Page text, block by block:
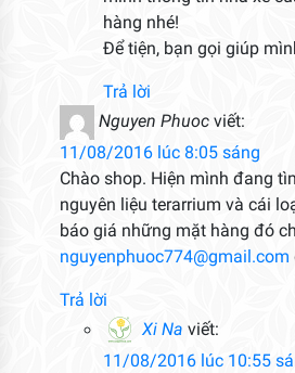
hàng nhé!
Để tiện, bạn gọi giúp
Trả lời
Nguyen Phuoc viết:
11/08/2016 lúc 8:05 sáng
Chào shop. Hiện mình đang
nguyên liệu terarrium và cái
báo giá những mặt hàng đó
nguyenphuoc774@gmail.com
Trả lời
Xi Na viết:
11/08/2016 lúc 10:55